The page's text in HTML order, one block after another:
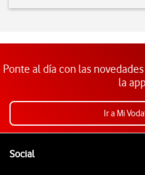
Ponte al día con las
la app
Ir a Mi
SocialEnlaces a las redes sociales